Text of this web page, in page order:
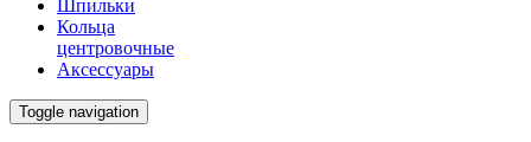
Шпильки
Кольца
центровочные
Аксессуары
Toggle navigation